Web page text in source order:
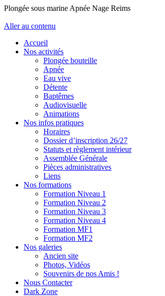
Plongée sous marine Apnée Nage Reims
Aller au contenu
Accueil
Nos activités
Plongée bouteille
Apnée
Eau vive
Détente
Baptêmes
Audiovisuelle
Animations
Nos infos pratiques
Horaires
Dossier d’inscription 26/27
Statuts et règlement intérieur
Assemblée Générale
Pièces administratives
Liens
Nos formations
Formation Niveau 1
Formation Niveau 2
Formation Niveau 3
Formation Niveau 4
Formation MF1
Formation MF2
Nos galeries
Ancien site
Photos, Vidéos
Souvenirs de nos Amis !
Nous Contacter
Dark Zone